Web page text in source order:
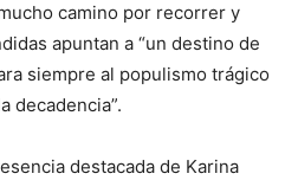
camino por recorrer y
apuntan a “un destino de
siempre al populismo trágico
decadencia”.
destacada de Karina